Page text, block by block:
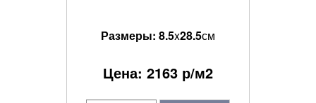
Размеры: 8.5x28.5см
Цена: 2163 р/м2